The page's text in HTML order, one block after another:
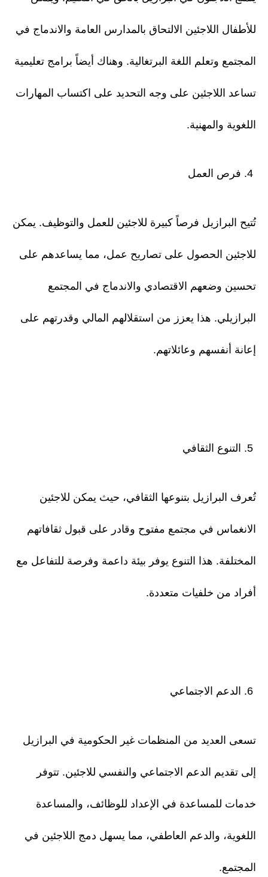
للأطفال اللاجئين الالتحاق بالمدارس العامة والاندماج في
المجتمع وتعلم اللغة البرتغالية. وهناك أيضاً برامج تعليمية
تساعد اللاجئين على وجه التحديد على اكتساب المهارات
اللغوية والمهنية.
تُتيح البرازيل فرصاً كبيرة للاجئين للعمل والتوظيف. يمكن
للاجئين الحصول على تصاريح عمل، مما يساعدهم على
تحسين وضعهم الاقتصادي والاندماج في المجتمع
البرازيلي. هذا يعزز من استقلالهم المالي وقدرتهم على
إعانة أنفسهم وعائلاتهم.
تُعرف البرازيل بتنوعها الثقافي، حيث يمكن للاجئين
الانغماس في مجتمع مفتوح وقادر على قبول ثقافاتهم
المختلفة. هذا التنوع يوفر بيئة داعمة وفرصة للتفاعل مع
أفراد من خلفيات متعددة.
تسعى العديد من المنظمات غير الحكومية في البرازيل
إلى تقديم الدعم الاجتماعي والنفسي للاجئين. تتوفر
خدمات للمساعدة في الإعداد للوظائف، والمساعدة
اللغوية، والدعم العاطفي، مما يسهل دمج اللاجئين في
المجتمع.